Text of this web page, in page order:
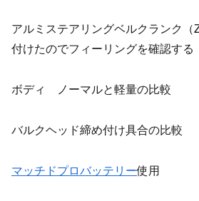
アルミステアリングベルクランク（
付けたのでフィーリングを確認する
ボディ ノーマルと軽量の比較
バルクヘッド締め付け具合の比較
マッチドプロバッテリー使用